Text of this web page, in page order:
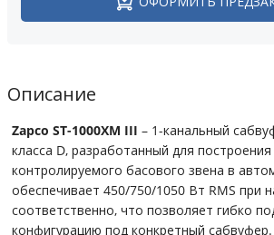
Описание
Zapco ST-1000XM III – 1-канальный
класса D, разработанный для
контролируемого басового звена в
обеспечивает 450/750/1050 Вт RMS при
соответственно, что позволяет гибко
конфигурацию под конкретный